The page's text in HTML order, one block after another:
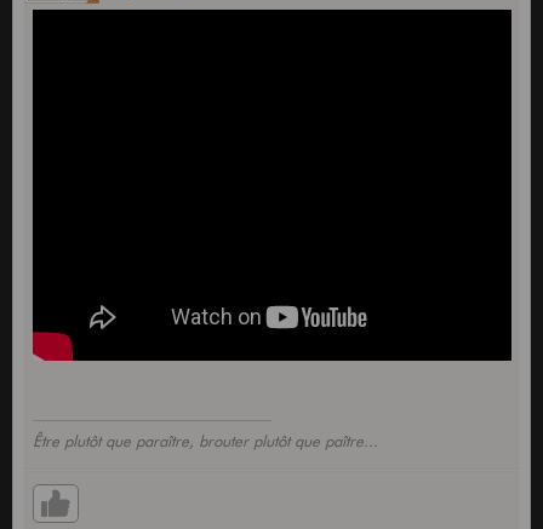
Être plutôt que paraître, brouter plutôt que paître...